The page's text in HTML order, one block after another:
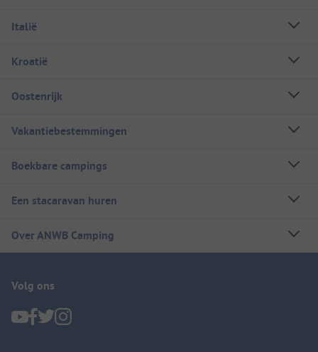
Italië
Kroatië
Oostenrijk
Vakantiebestemmingen
Boekbare campings
Een stacaravan huren
Over ANWB Camping
Volg ons